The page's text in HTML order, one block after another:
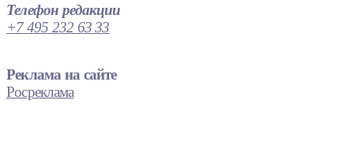
Телефон редакции
+7 495 232 63 33
Реклама на сайте
Росреклама